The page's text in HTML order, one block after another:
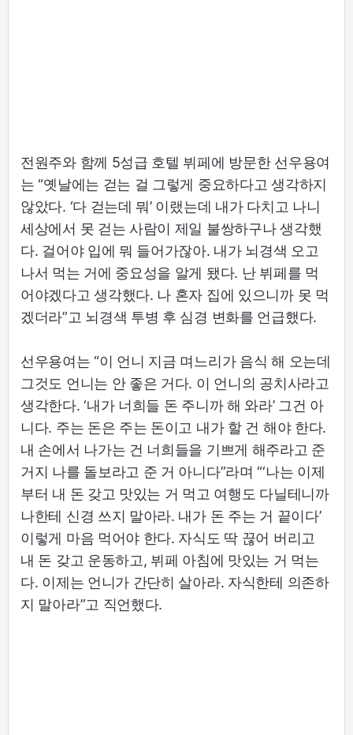
전원주와 함께 5성급 호텔 뷔페에 방문한 선우용여
는 “옛날에는 걷는 걸 그렇게 중요하다고 생각하지
않았다. ‘다 걷는데 뭐’ 이랬는데 내가 다치고 나니
세상에서 못 걷는 사람이 제일 불쌍하구나 생각했
다. 걸어야 입에 뭐 들어가잖아. 내가 뇌경색 오고
나서 먹는 거에 중요성을 알게 됐다. 난 뷔페를 먹
어야겠다고 생각했다. 나 혼자 집에 있으니까 못 먹
겠더라”고 뇌경색 투병 후 심경 변화를 언급했다.
선우용여는 “이 언니 지금 며느리가 음식 해 오는데
그것도 언니는 안 좋은 거다. 이 언니의 공치사라고
생각한다. ‘내가 너희들 돈 주니까 해 와라’ 그건 아
니다. 주는 돈은 주는 돈이고 내가 할 건 해야 한다.
내 손에서 나가는 건 너희들을 기쁘게 해주라고 준
거지 나를 돌보라고 준 거 아니다”라며 “‘나는 이제
부터 내 돈 갖고 맛있는 거 먹고 여행도 다닐테니까
나한테 신경 쓰지 말아라. 내가 돈 주는 거 끝이다’
이렇게 마음 먹어야 한다. 자식도 딱 끊어 버리고
내 돈 갖고 운동하고, 뷔페 아침에 맛있는 거 먹는
다. 이제는 언니가 간단히 살아라. 자식한테 의존하
지 말아라”고 직언했다.